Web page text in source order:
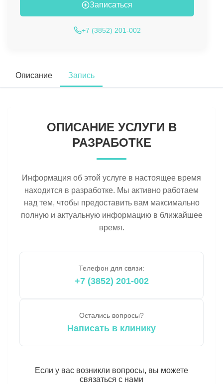
Записаться
+7 (3852) 201-002
Описание Запись
ОПИСАНИЕ УСЛУГИ В
РАЗРАБОТКЕ
Информация об этой услуге в настоящее время
находится в разработке. Мы активно работаем
над тем, чтобы предоставить вам максимально
полную и актуальную информацию в ближайшее
время.
Телефон для связи:
+7 (3852) 201-002
Остались вопросы?
Написать в клинику
Если у вас возникли вопросы, вы можете
связаться с нами